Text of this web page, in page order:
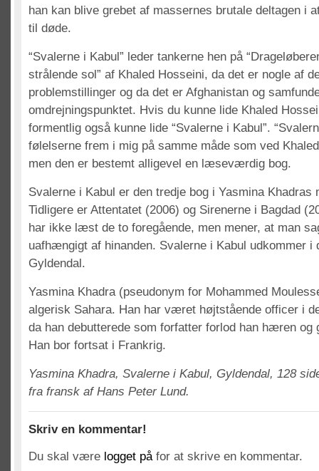
han kan blive grebet af massernes brutale deltagen i
til døde.
“Svalerne i Kabul” leder tankerne hen på
strålende sol” af Khaled Hosseini, da det er nogle af
problemstillinger og da det er Afghanistan og
omdrejningspunktet. Hvis du kunne lide Khaled
formentlig også kunne lide “Svalerne i Kabul”.
følelserne frem i mig på samme måde som ved
men den er bestemt alligevel en læseværdig bog.
Svalerne i Kabul er den tredje bog i Yasmina Khadras
Tidligere er Attentatet (2006) og Sirenerne i Bagdad
har ikke læst de to foregående, men mener, at man
uafhængigt af hinanden. Svalerne i Kabul udkommer i
Gyldendal.
Yasmina Khadra (pseudonym for Mohammed
algerisk Sahara. Han har været højtstående officer i
da han debutterede som forfatter forlod han hæren
Han bor fortsat i Frankrig.
Yasmina Khadra, Svalerne i Kabul, Gyldendal, 128
fra fransk af Hans Peter Lund.
Skriv en kommentar!
Du skal være logget påfor at skrive en kommentar.